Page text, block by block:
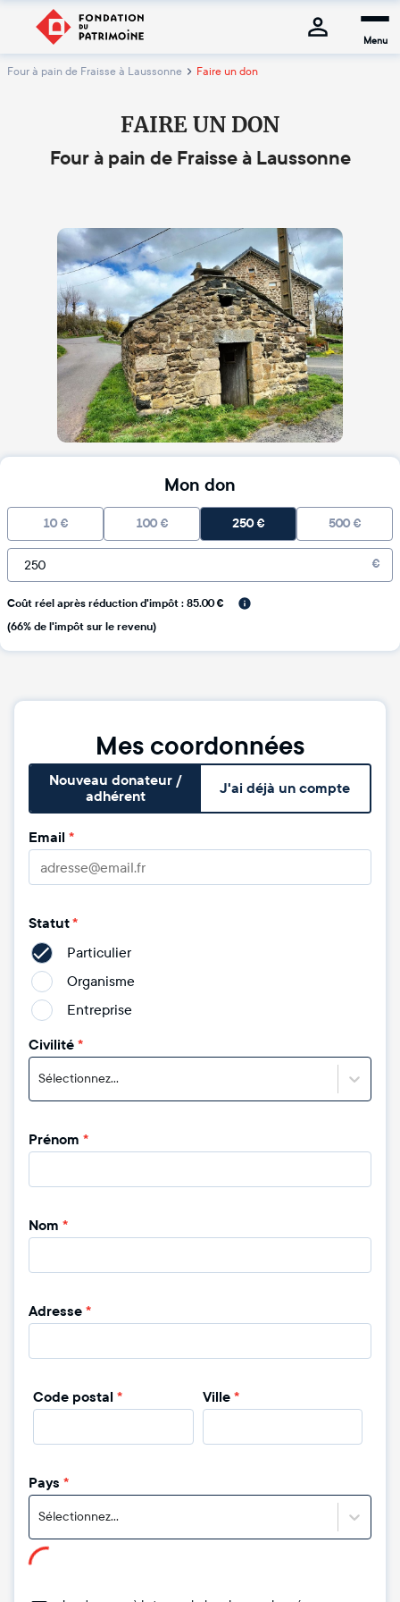
Menu
Four à pain de Fraisse à Laussonne Faire un don
FAIRE UN DON
Four à pain de Fraisse à Laussonne
Mon don
10 € 100 € 250€ 500 €
€
Coût réel après réduction d'impôt : 85.00 €
(66% de l'impôt sur le revenu)
Mes coordonnées
Nouveau donateur /
adhérent
J'ai déjà un compte
Email *
Statut*
Particulier
Organisme
Entreprise
Civilité*
Sélectionnez...
Prénom *
Nom *
Adresse*
Code postal * Ville *
Pays *
Sélectionnez...